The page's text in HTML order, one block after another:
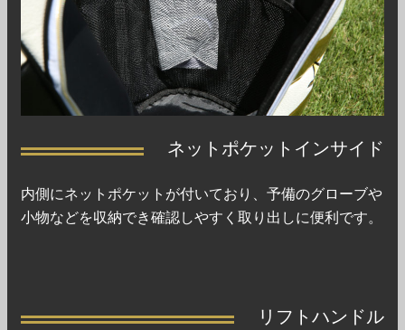
ネットポケットインサイド
内側にネットポケットが付いており、予備のグローブや
小物などを収納でき確認しやすく取り出しに便利です。
リフトハンドル